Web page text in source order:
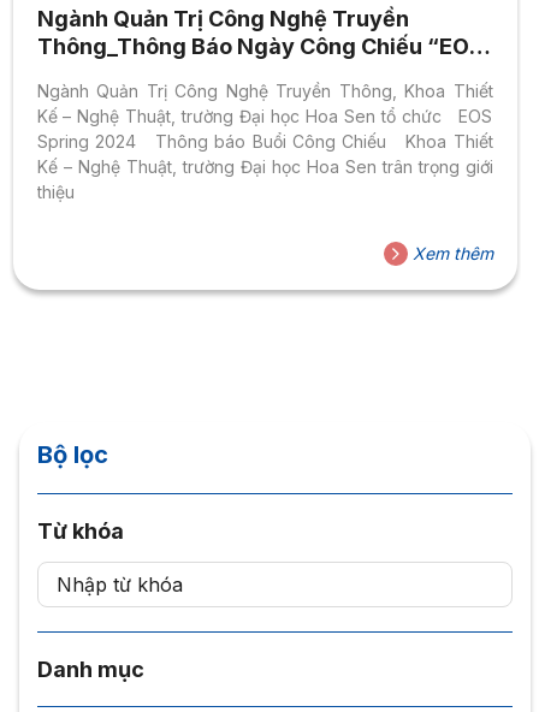
Ngành Quản Trị Công Nghệ Truyền
Thông_Thông Báo Ngày Công Chiếu “EOS
Ngành Quản Trị Công Nghệ Truyền Thông, Khoa Thiết
Kế – Nghệ Thuật, trường Đại học Hoa Sen tổ chức EOS
Spring 2024 Thông báo Buổi Công Chiếu Khoa Thiết
Kế – Nghệ Thuật, trường Đại học Hoa Sen trân trọng giới
thiệu
Xem thêm
Bộ lọc
Từ khóa
Danh mục